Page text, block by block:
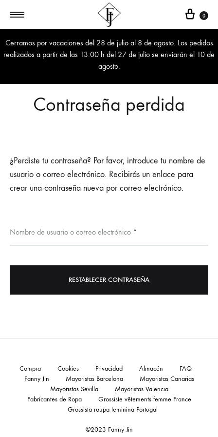
Cerramos por vacaciones del 28 de julio al 8 de agosto. Los pedidos
realizados a partir de las 13:00 h del 27 de julio se enviarán el 10 de
agosto.
Cesta
0
Contraseña perdida
¿Perdiste tu contraseña? Por favor, introduce tu nombre de
usuario o correo electrónico. Recibirás un enlace para
crear una contraseña nueva por correo electrónico.
Nombre de usuario o correo electrónico *
RESTABLECER CONTRASEÑA
©2023 Fanny Jin
Compra Cookies Privacidad Almacén
FAQ
Fanny Jin
Mayoristas Barcelona
Mayoristas Canarias
Mayoristas Sevilla
Mayoristas Valencia
Fabricantes de Ropa
Grossiste vêtements femme France
Grossista roupa feminina Portugal